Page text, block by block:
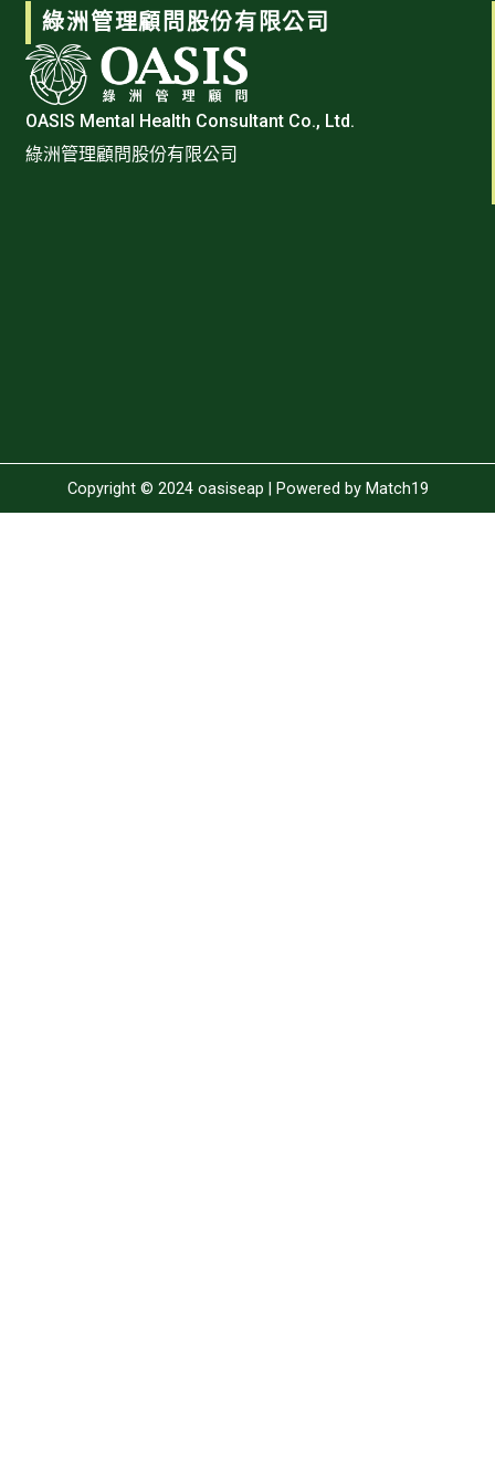
綠洲管理顧問股份有限公司
OASIS Mental Health Consultant Co., Ltd.
綠洲管理顧問股份有限公司
Copyright © 2024 oasiseap | Powered by Match19